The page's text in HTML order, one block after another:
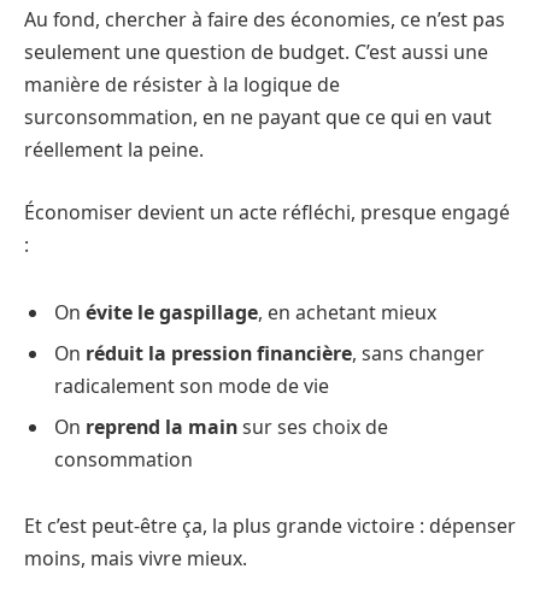
Au fond, chercher à faire des économies, ce n’est pas
seulement une question de budget. C’est aussi une
manière de résister à la logique de
surconsommation, en ne payant que ce qui en vaut
réellement la peine.
Économiser devient un acte réfléchi, presque engagé
:
On évite le gaspillage, en achetant mieux
On réduit la pression financière, sans changer
radicalement son mode de vie
On reprend la mainsur ses choix de
consommation
Et c’est peut-être ça, la plus grande victoire : dépenser
moins, mais vivre mieux.